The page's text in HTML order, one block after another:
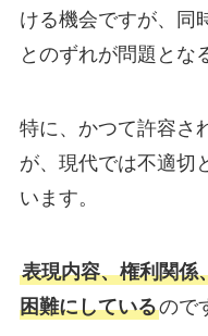
ける機会ですが、同
とのずれが問題とな
特に、かつて許容さ
が、現代では不適切
います。
表現内容、権利関係
困難にしているので